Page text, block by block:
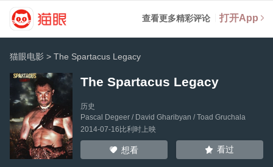
查看更多精彩评论 打开App
猫眼电影 >The Spartacus Legacy
The Spartacus Legacy
历史
Pascal Degeer/ David Gharibyan /Toad Gruchala
2014-07-16比利时上映
想看 看过